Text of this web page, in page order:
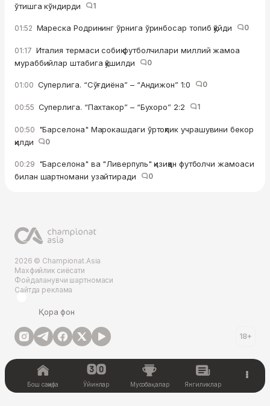
ўтишга кўндирди
1
01:52 Мареска Родрининг ўрнига ўринбосар топиб қўйди 0
01:17 Италия термаси собиқ футболчилари миллий жамоа
мураббийлар штабига қўшилди
0
01:00 Суперлига. “Сўғдиёна” – “Андижон” 1:0 0
00:55 Суперлига. “Пахтакор” – “Бухоро” 2:2 1
00:50 "Барселона" Марокашдаги ўртоқлик учрашувини бекор
қилди
0
00:29 "Барселона" ва "Ливерпуль" қизиққан футболчи жамоаси
билан шартномани узайтиради
0
2026 © Championat.Asia
Махфийлик сиёсати
Фойдаланувчи шартномаси
Сайтда реклама
Қора фон
18+
Бош саҳифа Ўйинлар Мусобақалар Янгиликлар